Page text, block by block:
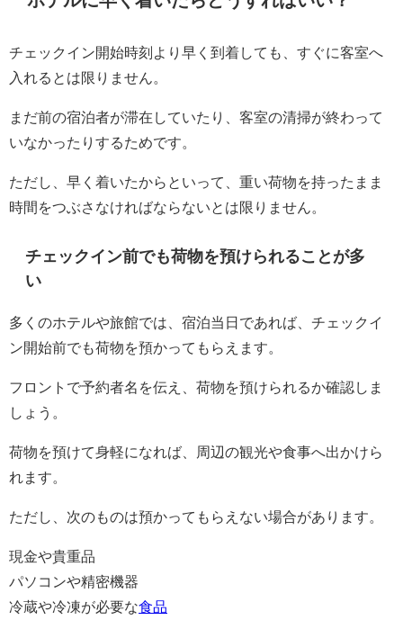
チェックイン開始時刻より早く到着しても、すぐに客室へ
入れるとは限りません。
まだ前の宿泊者が滞在していたり、客室の清掃が終わって
いなかったりするためです。
ただし、早く着いたからといって、重い荷物を持ったまま
時間をつぶさなければならないとは限りません。
チェックイン前でも荷物を預けられることが多
い
多くのホテルや旅館では、宿泊当日であれば、チェックイ
ン開始前でも荷物を預かってもらえます。
フロントで予約者名を伝え、荷物を預けられるか確認しま
しょう。
荷物を預けて身軽になれば、周辺の観光や食事へ出かけら
れます。
ただし、次のものは預かってもらえない場合があります。
現金や貴重品
パソコンや精密機器
冷蔵や冷凍が必要な食品